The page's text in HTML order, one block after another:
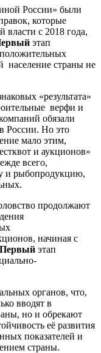
России» были
которые
власти с 2018 года,
этап
население страны не
«результата»
верфи и
обязали
России. Но это
мало этим,
и аукционов»
всего,
и рыбопродукцию,
продолжают
начиная с
Первый этап
органов, что,
вводят в
но и обрекают
её развития
показателей и
страны.